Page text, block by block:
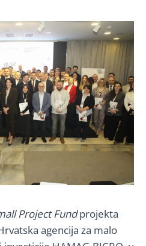
Project Fundprojekta
agencija za malo